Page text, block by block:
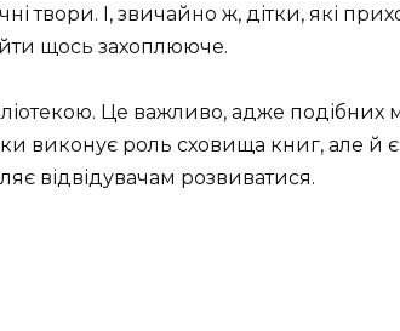
твори. І, звичайно ж, дітки, які
щось захоплююче.
Це важливо, адже подібних
виконує роль сховища книг, але й
відвідувачам розвиватися.